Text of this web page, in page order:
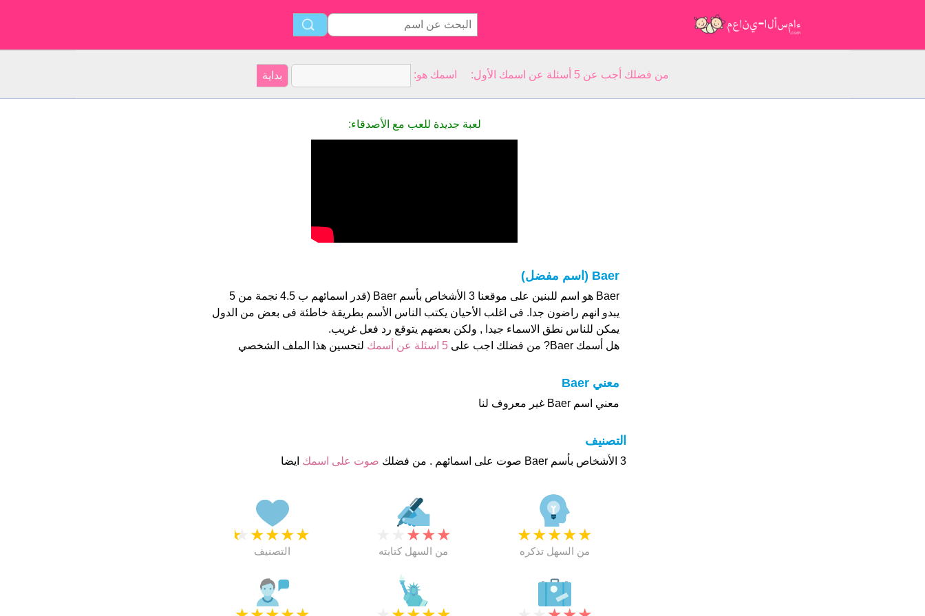
من فضلك أجب عن 5 أسئلة عن اسمك الأول: اسمك هو:
لعبة جديدة للعب مع الأصدقاء:
Baer (اسم مفضل)
Baer هو اسم للبنين على موقعنا 3 الأشخاص بأسم Baer (قدر اسمائهم ب 4.5 نجمة من 5
يبدو انهم راضون جدا. فى اغلب الأحيان يكتب الناس الأسم بطريقة خاطئة فى بعض من الدول
يمكن للناس نطق الاسماء جيدا , ولكن بعضهم يتوقع رد فعل غريب.
هل أسمك Baer? من فضلك اجب على
5 اسئلة عن أسمك لتحسين هذا الملف الشخصي
معني Baer
معني اسم Baer غير معروف لنا
التصنيف
3 الأشخاص بأسم Baer صوت على اسمائهم . من فضلك صوت على اسمك ايضا
★
★
★
★
★
التصنيف
★
★
★
من السهل كتابته
★
★
★
★
★
من السهل تذكره